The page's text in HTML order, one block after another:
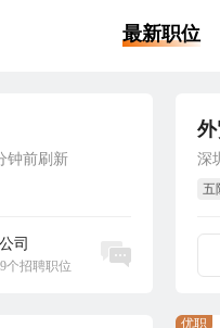
最新职位
钟前刷新
司
个招聘职位
深
五
优职